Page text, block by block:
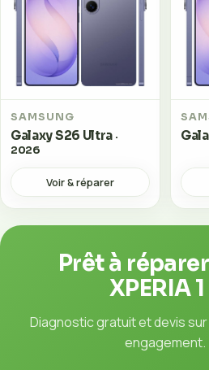
SAMSUNG
Galaxy S26 Ultra ·
2026
Voir & réparer
Prêt à
XPERIA 1
Diagnostic gratuit et devis
engagement.